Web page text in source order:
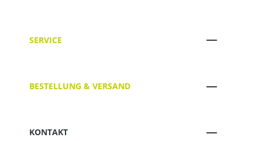
SERVICE
BESTELLUNG & VERSAND
KONTAKT